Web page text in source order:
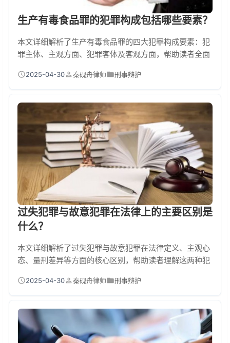
生产有毒食品罪的犯罪构成包括哪些要素？
本文详细解析了生产有毒食品罪的四大犯罪构成要素：犯
罪主体、主观方面、犯罪客体及客观方面，帮助读者全面
2025-04-30 秦砚舟律师 刑事辩护
过失犯罪与故意犯罪在法律上的主要区别是
什么？
本文详细解析了过失犯罪与故意犯罪在法律定义、主观心
态、量刑差异等方面的核心区别，帮助读者理解这两种犯
2025-04-30 秦砚舟律师 刑事辩护